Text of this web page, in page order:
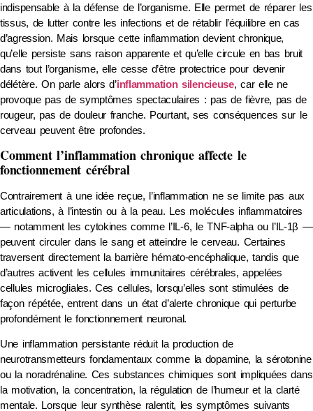
indispensable à la défense de l’organisme. Elle permet de réparer les
tissus, de lutter contre les infections et de rétablir l’équilibre en cas
d’agression. Mais lorsque cette inflammation devient chronique,
qu’elle persiste sans raison apparente et qu’elle circule en bas bruit
dans tout l’organisme, elle cesse d’être protectrice pour devenir
délétère. On parle alors d’inflammation silencieuse, car elle ne
provoque pas de symptômes spectaculaires : pas de fièvre, pas de
rougeur, pas de douleur franche. Pourtant, ses conséquences sur le
cerveau peuvent être profondes.
Comment l’inflammation chronique affecte le
fonctionnement cérébral
Contrairement à une idée reçue, l’inflammation ne se limite pas aux
articulations, à l’intestin ou à la peau. Les molécules inflammatoires
— notamment les cytokines comme l’IL-6, le TNF-alpha ou l’IL-1β —
peuvent circuler dans le sang et atteindre le cerveau. Certaines
traversent directement la barrière hémato-encéphalique, tandis que
d’autres activent les cellules immunitaires cérébrales, appelées
cellules microgliales. Ces cellules, lorsqu’elles sont stimulées de
façon répétée, entrent dans un état d’alerte chronique qui perturbe
profondément le fonctionnement neuronal.
Une inflammation persistante réduit la production de
neurotransmetteurs fondamentaux comme la dopamine, la sérotonine
ou la noradrénaline. Ces substances chimiques sont impliquées dans
la motivation, la concentration, la régulation de l’humeur et la clarté
mentale. Lorsque leur synthèse ralentit, les symptômes suivants